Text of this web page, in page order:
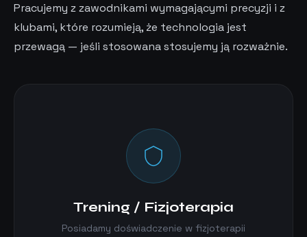
Pracujemy z zawodnikami wymagającymi precyzji i z
klubami, które rozumieją, że technologia jest
przewagą — jeśli stosowana stosujemy ją rozważnie.
Trening / Fizjoterapia
Posiadamy doświadczenie w fizjoterapii